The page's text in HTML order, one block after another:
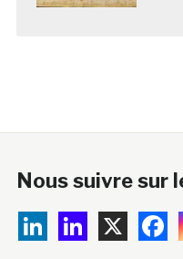
Nous suivre sur